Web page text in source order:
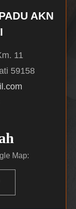
AKN
11
59158
Map: